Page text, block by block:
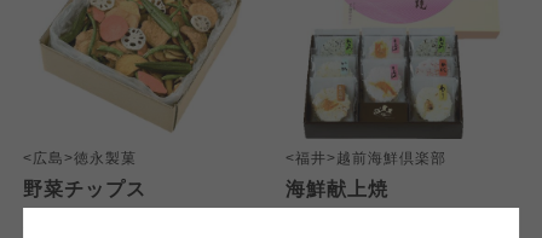
<広島>徳永製菓
野菜チップス
<福井>越前海鮮倶楽部
海鮮献上焼
このサイトは7つの生協から業務委託を受けて、
コープきんき事業連合が運営しています。ご自
身が加入されている生協が定める利用約款をご
確認のうえ、ご利用ください。なお、クチコミ
投稿については、利用約款の細則として規定さ
れています。
かりしている個人情報については、コープ事業
連合、ならびに各生協の「個人情報保護方針」
にもどづいて、コープ事業連合が適切に管理を
おこなっています。
コープ事業連合、ならびに各生協の「個人情報
保護方針」については各生協のボタンをクリッ
クしてご確認ください。
このサイトは7つの生協から業務委託を受けて、
コープきんき事業連合が運営しています。販売
責任者は、それぞれご利用の生協となります。
各生協の「特定商取引法に基づく表記につい
て」については各生協のボタンをクリックして
ご確認ください。